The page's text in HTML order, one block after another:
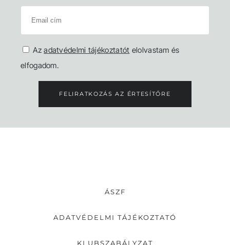
Azadatvédelmi tájékoztatót elolvastam és
elfogadom.
FELIRATKOZÁS AZ ÉRTESÍTŐRE
ÁSZF
ADATVÉDELMI TÁJÉKOZTATÓ
KLUBSZABÁLYZAT